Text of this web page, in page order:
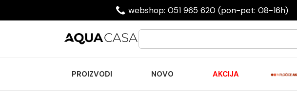
webshop: 051 965 620 (pon-pet: 08-16h)
PROIZVODI NOVO AKCIJA